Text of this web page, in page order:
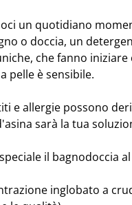
un quotidiano
o doccia, un
che fanno
pelle è sensibile.
e allergie possono
sarà la tua
il bagnodoccia
inglobato a